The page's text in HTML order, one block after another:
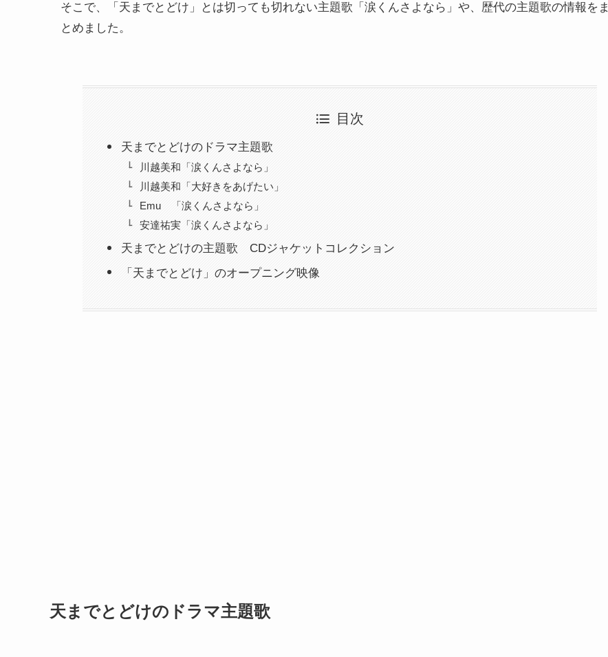
そこで、「天までとどけ」とは切っても切れない主題歌「涙くんさよなら」や、歴代の主題歌の情報をま
とめました。
目次
天までとどけのドラマ主題歌
川越美和「涙くんさよなら」
川越美和「大好きをあげたい」
Emu 「涙くんさよなら」
安達祐実「涙くんさよなら」
天までとどけの主題歌 CDジャケットコレクション
「天までとどけ」のオープニング映像
天までとどけのドラマ主題歌